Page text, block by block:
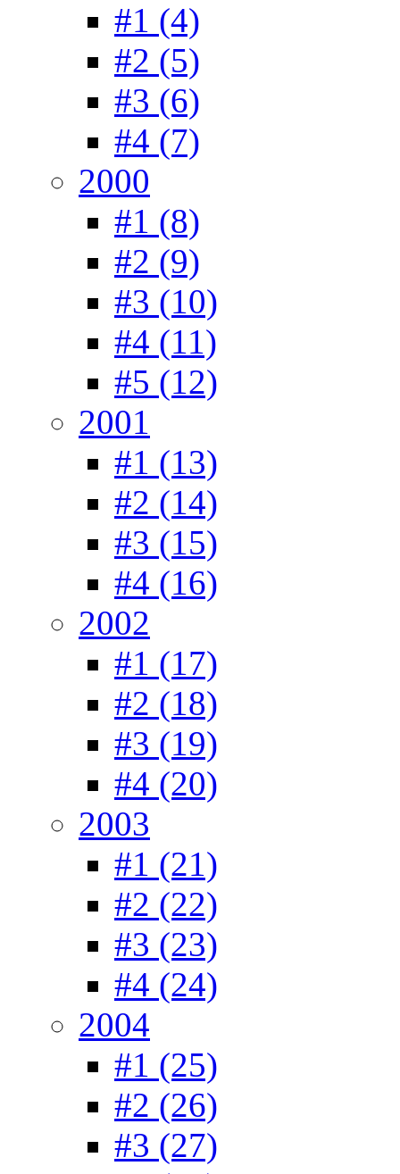
#1 (4)
#2 (5)
#3 (6)
#4 (7)
2000
#1 (8)
#2 (9)
#3 (10)
#4 (11)
#5 (12)
2001
#1 (13)
#2 (14)
#3 (15)
#4 (16)
2002
#1 (17)
#2 (18)
#3 (19)
#4 (20)
2003
#1 (21)
#2 (22)
#3 (23)
#4 (24)
2004
#1 (25)
#2 (26)
#3 (27)